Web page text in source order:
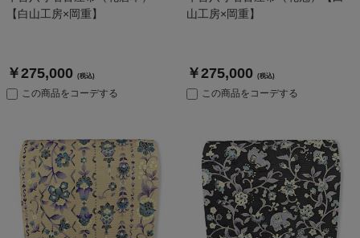
【白山工房×岡重】
￥275,000 (税込)
この商品をコーデする
山工房×岡重】
￥275,000 (税込)
この商品をコーデする